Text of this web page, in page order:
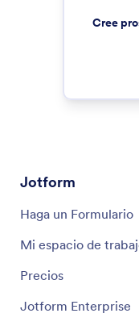
Cree
Jotform
Haga un Formulario
Mi espacio de
Precios
Jotform Enterprise